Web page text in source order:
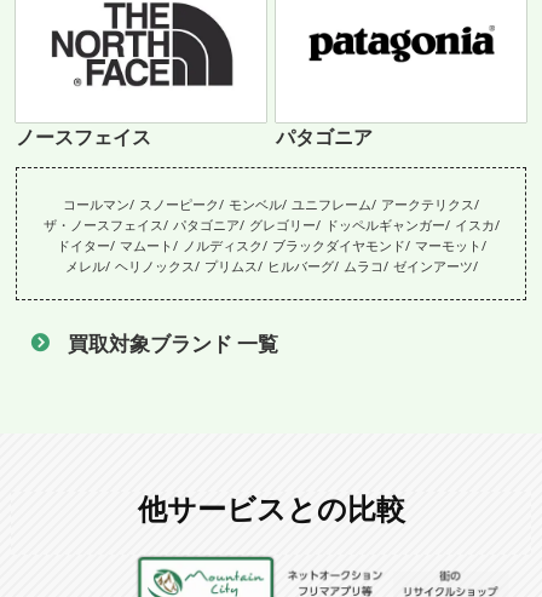
ノースフェイス パタゴニア
コールマン スノーピーク モンベル ユニフレーム
アークテリクス
ザ・ノースフェイス パタゴニア グレゴリー ドッペルギャンガー
イスカ
ドイター
マムート ノルディスク ブラックダイヤモンド
マーモット
メレル ヘリノックス プリムス ヒルバーグ ムラコ ゼインアーツ
買取対象ブランド 一覧
他サービスとの比較